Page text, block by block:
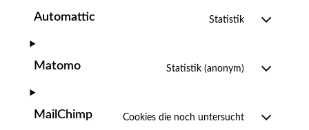
Automattic Statistik
Matomo Statistik (anonym)
MailChimp
Cookies die noch untersucht